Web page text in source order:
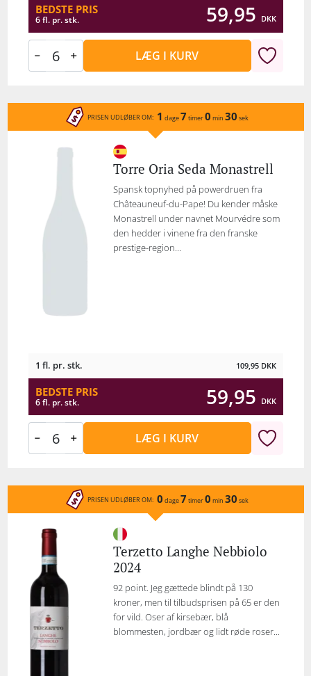
BEDSTE PRIS
6 fl. pr. stk. 59,95 DKK
LÆG I KURV
PRISEN UDLØBER OM: 1 dage7 timer0 min 30 sek
Torre Oria Seda Monastrell
Spansk topnyhed på powerdruen fra
Châteauneuf-du-Pape! Du kender måske
Monastrell under navnet Mourvédre som
den hedder i vinene fra den franske
prestige-region...
1 fl. pr. stk. 109,95 DKK
BEDSTE PRIS
6 fl. pr. stk. 59,95 DKK
LÆG I KURV
PRISEN UDLØBER OM: 0 dage7 timer0 min 30 sek
Terzetto Langhe Nebbiolo
2024
92 point. Jeg gættede blindt på 130
kroner, men til tilbudsprisen på 65 er den
for vild. Oser af kirsebær, blå
blommesten, jordbær og lidt røde roser...